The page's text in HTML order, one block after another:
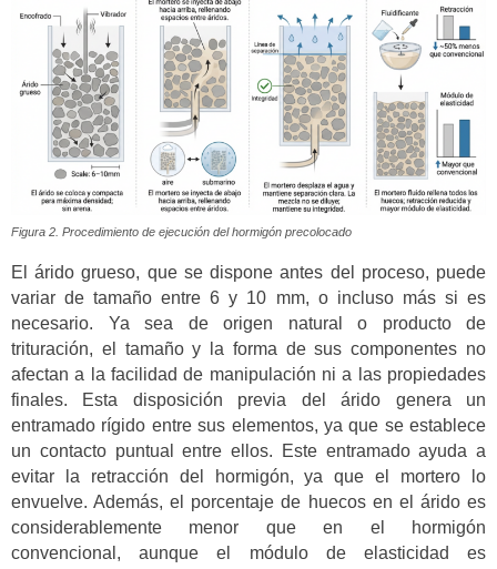
Figura 2. Procedimiento de ejecución del hormigón precolocado
El árido grueso, que se dispone antes del proceso, puede
variar de tamaño entre 6 y 10 mm, o incluso más si es
necesario. Ya sea de origen natural o producto de
trituración, el tamaño y la forma de sus componentes no
afectan a la facilidad de manipulación ni a las propiedades
finales. Esta disposición previa del árido genera un
entramado rígido entre sus elementos, ya que se establece
un contacto puntual entre ellos. Este entramado ayuda a
evitar la retracción del hormigón, ya que el mortero lo
envuelve. Además, el porcentaje de huecos en el árido es
considerablemente menor que en el hormigón
convencional, aunque el módulo de elasticidad es